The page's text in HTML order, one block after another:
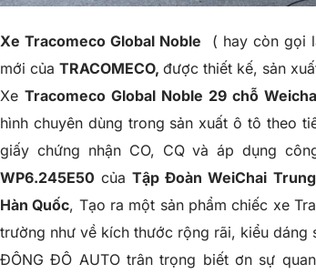
Xe Tracomeco Global Noble ( hay còn gọi
mới của TRACOMECO, được thiết kế, sản
Xe Tracomeco Global Noble 29 chỗ
hình chuyên dùng trong sản xuất ô tô theo
giấy chứng nhận CO, CQ và áp dụng
WP6.245E50 của Tập Đoàn WeiChai
Hàn Quốc, Tạo ra một sản phẩm chiếc xe
trường như về kích thước rộng rãi, kiểu dáng
ĐÔNG ĐÔ AUTO trân trọng biết ơn sự